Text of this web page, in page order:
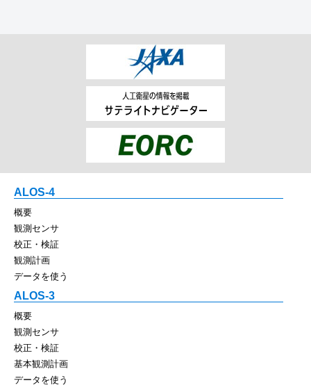
ALOS-4
概要
観測センサ
校正・検証
観測計画
データを使う
ALOS-3
概要
観測センサ
校正・検証
基本観測計画
データを使う